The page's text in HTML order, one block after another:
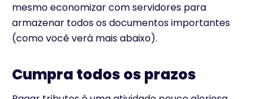
mesmo economizar com servidores para
armazenar todos os documentos importantes
(como você verá mais abaixo).
Cumpra todos os prazos